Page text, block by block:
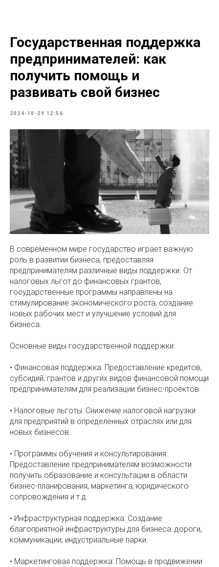
Государственная поддержка
предпринимателей: как
получить помощь и
развивать свой бизнес
2024-10-29 12:56
В современном мире государство играет важную
роль в развитии бизнеса, предоставляя
предпринимателям различные виды поддержки. От
налоговых льгот до финансовых грантов,
государственные программы направлены на
стимулирование экономического роста, создание
новых рабочих мест и улучшение условий для
бизнеса.
Основные виды государственной поддержки:
• Финансовая поддержка: Предоставление кредитов,
субсидий, грантов и других видов финансовой помощи
предпринимателям для реализации бизнес-проектов.
• Налоговые льготы: Снижение налоговой нагрузки
для предприятий в определенных отраслях или для
новых бизнесов.
• Программы обучения и консультирования:
Предоставление предпринимателям возможности
получить образование и консультации в области
бизнес-планирования, маркетинга, юридического
сопровождения и т.д.
• Инфраструктурная поддержка: Создание
благоприятной инфраструктуры для бизнеса: дороги,
коммуникации, индустриальные парки.
• Маркетинговая поддержка: Помощь в продвижении